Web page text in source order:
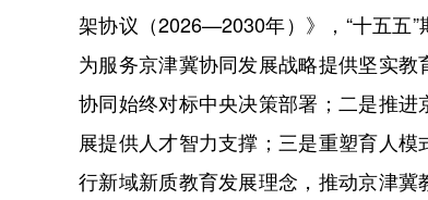
架协议（2026—2030年）》，“十五五
为服务京津冀协同发展战略提供坚实
协同始终对标中央决策部署；二是推
展提供人才智力支撑；三是重塑育人
行新域新质教育发展理念，推动京津